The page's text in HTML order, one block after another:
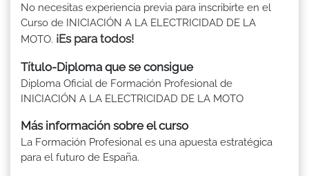
No necesitas experiencia previa para inscribirte en el
Curso de INICIACIÓN A LA ELECTRICIDAD DE LA
MOTO. ¡Es para todos!
Título-Diploma que se consigue
Diploma Oficial de Formación Profesional de
INICIACIÓN A LA ELECTRICIDAD DE LA MOTO
Más información sobre el curso
La Formación Profesional es una apuesta estratégica
para el futuro de España.